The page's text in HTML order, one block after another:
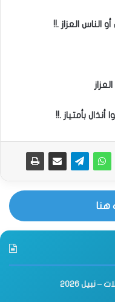
الناس العزاز .!!
بأمتياز .!!
هنا
نبيل 2026